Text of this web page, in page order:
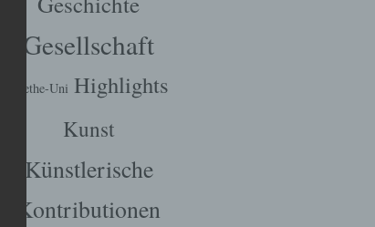
Gesellschaft
Goethe-Uni Highlights
Kunst
Künstlerische
Kontributionen